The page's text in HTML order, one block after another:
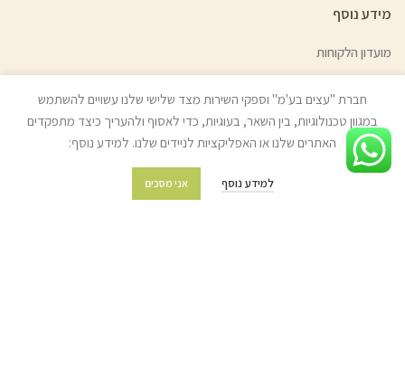
מידע נוסף
מועדון הלקוחות
מדיניות החזרת מוצרים
שאלות ותשובות
חברת "עצים בע'מ" וספקי השירות מצד שלישי שלנו עשויים להשתמש
במגוון טכנולוגיות, בין השאר, בעוגיות, כדי לאסוף ולהעריך כיצד מתפקדים
האתרים שלנו או האפליקציות לניידים שלנו. למידע נוסף:
למידע נוסף אני מסכים